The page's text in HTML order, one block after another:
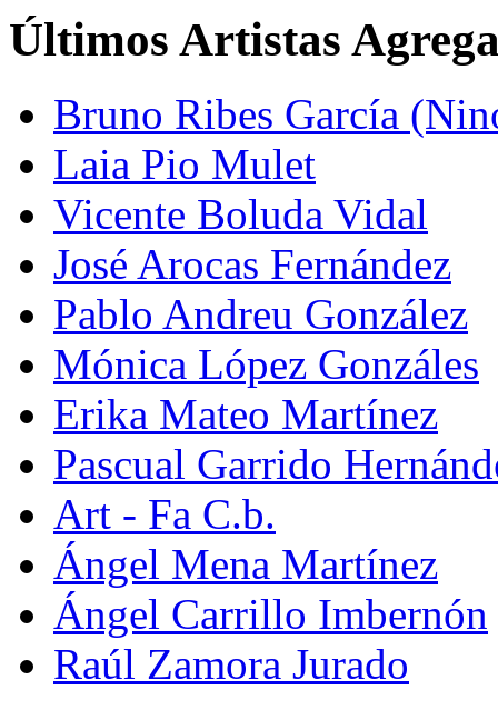
Últimos Artistas
Bruno Ribes García
Laia Pio Mulet
Vicente Boluda Vidal
José Arocas Fernández
Pablo Andreu González
Mónica López Gonzáles
Erika Mateo Martínez
Pascual Garrido
Art - Fa C.b.
Ángel Mena Martínez
Ángel Carrillo Imbernón
Raúl Zamora Jurado